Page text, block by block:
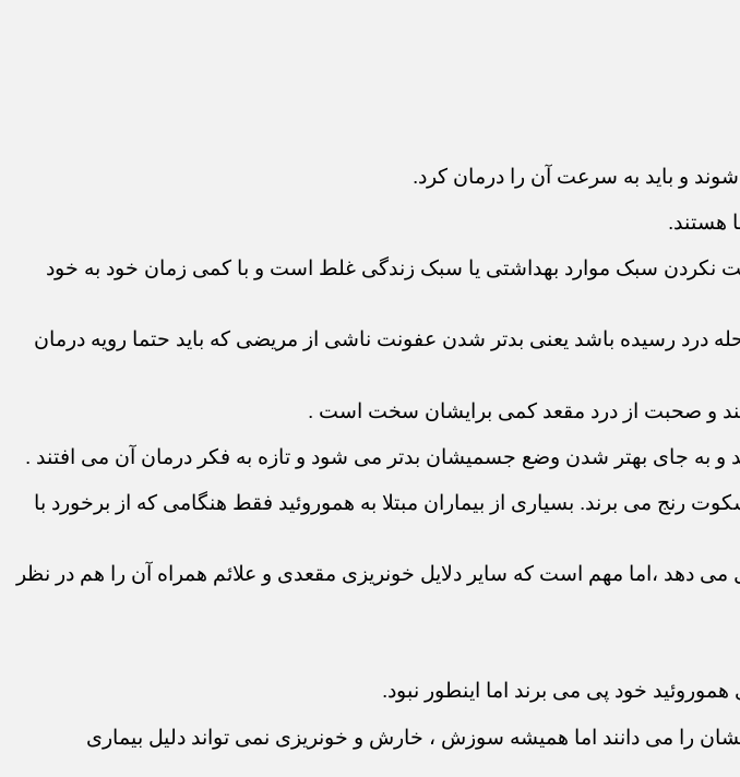
شوند و باید به سرعت آن را درمان کرد.
نکردن سبک موارد بهداشتی یا سبک زندگی غلط است و با کمی زمان خود به خود
درد رسیده باشد یعنی بدتر شدن عفونت ناشی از مریضی که باید حتما رویه درمان
و صحبت از درد مقعد کمی برایشان سخت است .
و به جای بهتر شدن وضع جسمیشان بدتر می شود و تازه به فکر درمان آن می افتند .
رنج می برند. بسیاری از بیماران مبتلا به هموروئید فقط هنگامی که از برخورد با
دهد ،اما مهم است که سایر دلایل خونریزی مقعدی و علائم همراه آن را هم در نظر
خود پی می برند اما اینطور نبود.
را می دانند اما همیشه سوزش ، خارش و خونریزی نمی تواند دلیل بیماری